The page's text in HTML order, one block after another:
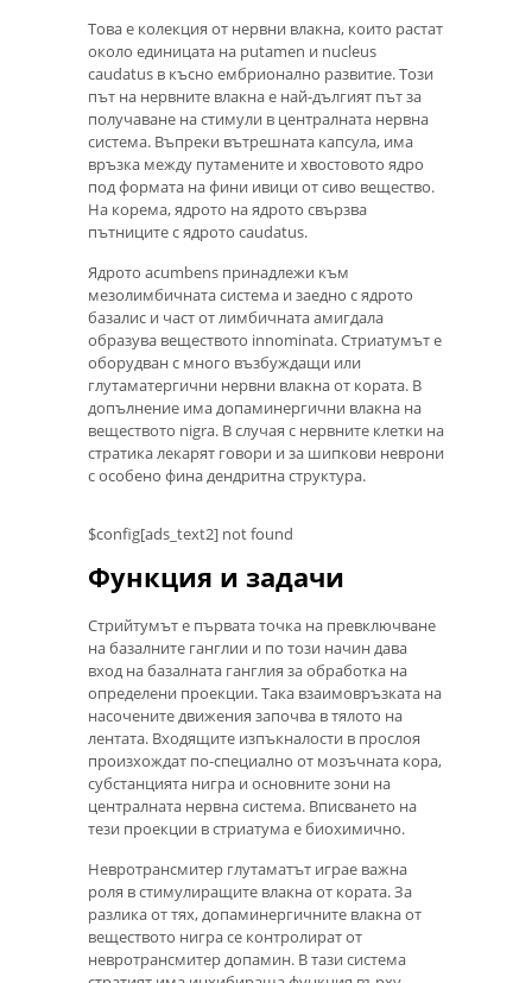
Това е колекция от нервни влакна, които растат
около единицата на putamen и nucleus
caudatus в късно ембрионално развитие. Този
път на нервните влакна е най-дългият път за
получаване на стимули в централната нервна
система. Въпреки вътрешната капсула, има
връзка между путамените и хвостовото ядро ​​
под формата на фини ивици от сиво вещество.
На корема, ядрото на ядрото свързва
пътниците с ядрото caudatus.
Ядрото acumbens принадлежи към
мезолимбичната система и заедно с ядрото
базалис и част от лимбичната амигдала
образува веществото innominata. Стриатумът е
оборудван с много възбуждащи или
глутаматергични нервни влакна от кората. В
допълнение има допаминергични влакна на
веществото nigra. В случая с нервните клетки на
стратика лекарят говори и за шипкови неврони
с особено фина дендритна структура.
$config[ads_text2] not found
Функция и задачи
Стрийтумът е първата точка на превключване
на базалните ганглии и по този начин дава
вход на базалната ганглия за обработка на
определени проекции. Така взаимовръзката на
насочените движения започва в тялото на
лентата. Входящите изпъкналости в прослоя
произхождат по-специално от мозъчната кора,
субстанцията нигра и основните зони на
централната нервна система. Вписването на
тези проекции в стриатума е биохимично.
Невротрансмитер глутаматът играе важна
роля в стимулиращите влакна от кората. За
разлика от тях, допаминергичните влакна от
веществото нигра се контролират от
невротрансмитер допамин. В тази система